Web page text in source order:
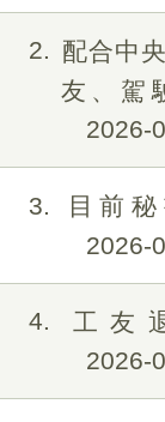
2
配合中
友、駕
2026-
3
目前
2026-
4
工友
2026-